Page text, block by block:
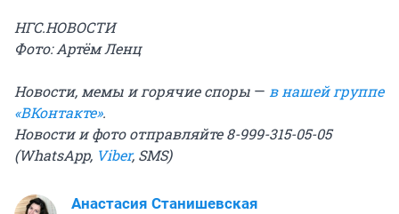
НГС.НОВОСТИ
Фото: Артём Ленц
Новости, мемы и горячие споры — в нашей группе
«ВКонтакте».
Новости и фото отправляйте 8-999-315-05-05
(WhatsApp, Viber, SMS)
Анастасия Станишевская